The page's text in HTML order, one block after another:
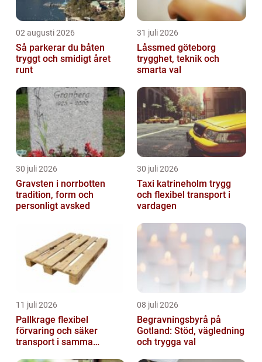
02 augusti 2026
Så parkerar du båten
tryggt och smidigt året
runt
31 juli 2026
Låssmed göteborg
trygghet, teknik och
smarta val
30 juli 2026
Gravsten i norrbotten
tradition, form och
personligt avsked
30 juli 2026
Taxi katrineholm trygg
och flexibel transport i
vardagen
11 juli 2026
Pallkrage flexibel
förvaring och säker
transport i samma
08 juli 2026
Begravningsbyrå på
Gotland: Stöd, vägledning
och trygga val